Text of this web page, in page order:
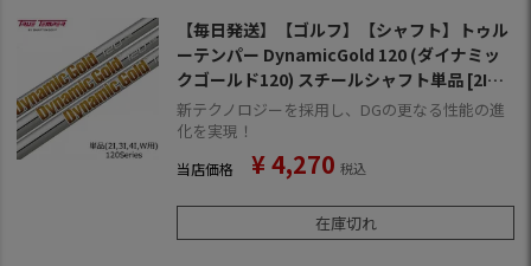
【毎日発送】【ゴルフ】【シャフト】トゥル
ーテンパー DynamicGold 120 (ダイナミッ
クゴールド120) スチールシャフト単品 [2I
用、3I用、4I用、ウェッジ用]
新テクノロジーを採用し、DGの更なる性能の進
化を実現！
当店価格 ¥4,270 税込
在庫切れ